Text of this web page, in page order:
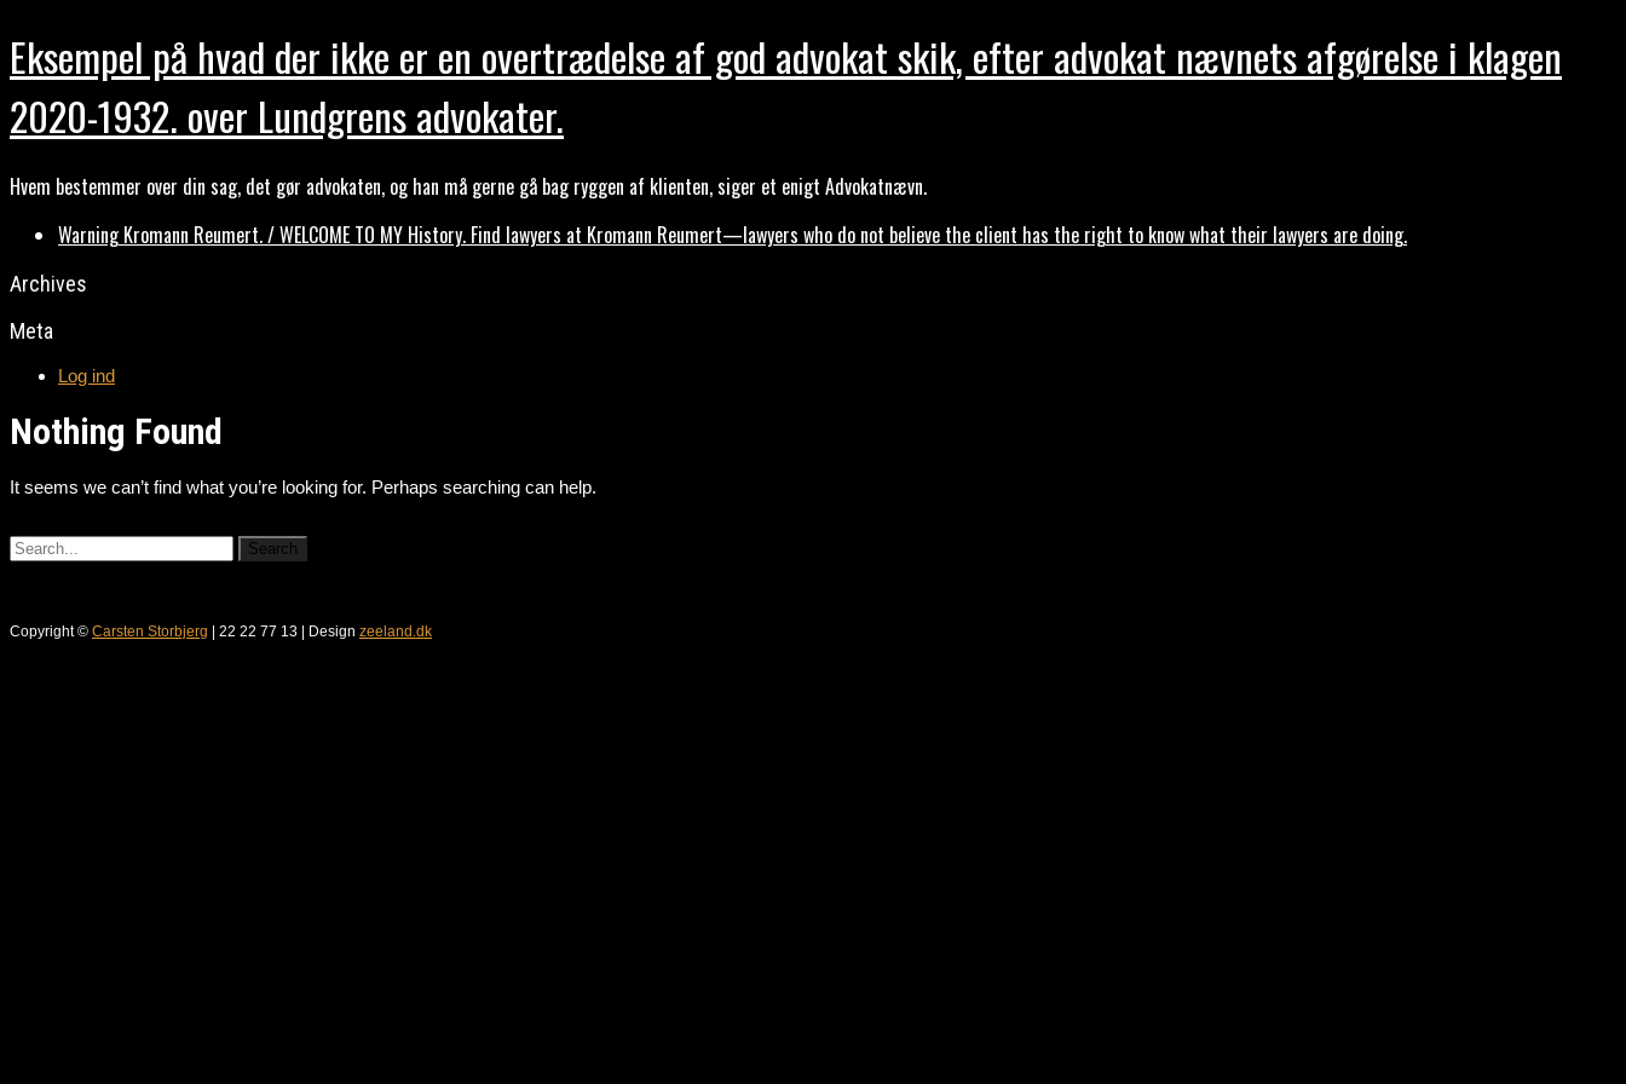
Eksempel på hvad der ikke er en overtrædelse af god advokat skik, efter advokat nævnets afgørelse i klagen
2020-1932. over Lundgrens advokater.
Hvem bestemmer over din sag, det gør advokaten, og han må gerne gå bag ryggen af klienten, siger et enigt Advokatnævn.
Warning Kromann Reumert. / WELCOME TO MY History. Find lawyers at Kromann Reumert—lawyers who do not believe the client has the right to know what their lawyers are doing.
Archives
Meta
Log ind
Nothing Found
It seems we can’t find what you’re looking for. Perhaps searching can help.
Copyright © Carsten Storbjerg | 22 22 77 13 | Design zeeland.dk